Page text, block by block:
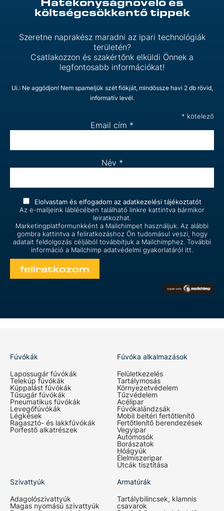
költségcsökkentő tippek
Szeretne naprakész maradni az ipari technológiák
területén?
Csatlakozzon és szakértőnk elküldi Önnek a
legfontosabb információkat!
Ui.: Ne aggódjon! Nem spameljük szét fiókját, mindössze havi 2 db rövid,
informatív levél.
* kötelező
Email cím *
Név *
Elolvastam és elfogadom az adatkezelési tájékoztatót
Az e-mailjeink láblécében található linkre kattintva bármikor
leiratkozhat.
Marketingplatformunkként a Mailchimpet használjuk. Az alábbi
gombra kattintva a feliratkozáshoz Ön tudomásul veszi, hogy
adatait feldolgozás céljából továbbítjuk a Mailchimphez. További
információ a Mailchimp adatvédelmi gyakorlatáról itt.
Fúvókák
Lapossugár fúvókák
Telekúp fúvókák
Kúppalást fúvókák
Tűsugár fúvókák
Pneumatikus fúvókák
Levegőfúvókák
Légkések
Ragasztó- és lakkfúvókák
Porfestő alkatrészek
Fúvóka alkalmazások
Felületkezelés
Tartálymosás
Környezetvédelem
Tűzvédelem
Acélipar
Fúvókalándzsák
Mobil beltéri fertőtlenítő
Fertőtlenítő berendezések
Vegyipar
Autómosók
Borászatok
Hóágyúk
Élelmiszeripar
Utcák tisztítása
Szivattyúk
Adagolószivattyúk
Magas nyomású szivattyúk
Armatúrák
Tartálybilincsek, klamnis
csavarok